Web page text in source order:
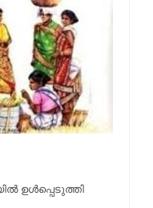
ഉള്‍പ്പെടുത്തി